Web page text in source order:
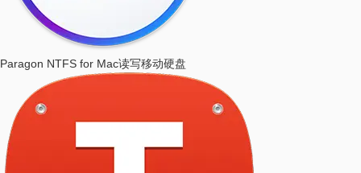
Paragon NTFS for Mac读写移动硬盘